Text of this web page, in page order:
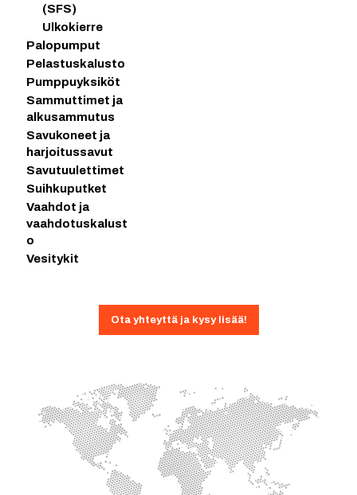
(SFS)
Ulkokierre
Palopumput
Pelastuskalusto
Pumppuyksiköt
Sammuttimet ja
alkusammutus
Savukoneet ja
harjoitussavut
Savutuulettimet
Suihkuputket
Vaahdot ja
vaahdotuskalust
o
Vesitykit
Ota yhteyttä ja kysy lisää!